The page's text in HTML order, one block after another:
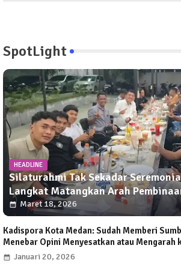
SpotLight
HEADLINE
Silaturahmi Tak Sekadar
Langkat Matangkan Arah
Maret 18, 2026
Kadispora Kota Medan: Sudah Memberi
Menebar Opini Menyesatkan atau Mengarah
Januari 20, 2026